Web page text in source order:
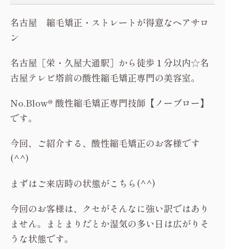
名古屋 縮毛矯正・ストレートが得意なヘアサロ
ン
名古屋［栄・久屋大通駅］から徒歩１分以内☆名
古屋テレビ塔前の酸性縮毛矯正専門の美容室。
No.Blow® 酸性縮毛矯正専門技師【ノーブロー】
です。
今回、ご紹介する、酸性縮毛矯正のお客様です
(^^)
まずはご来店時の状態がこちら(^^)
今回のお客様は、クセがそんなに強い訳ではあり
ません。まとまりだとか湿気の多い日は広がりそ
うな状態です。